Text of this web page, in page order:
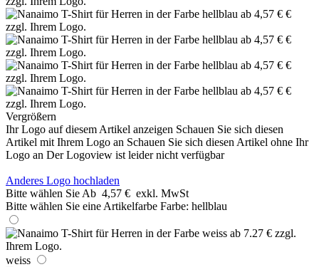
Vergrößern
Ihr Logo auf diesem Artikel anzeigen Schauen Sie sich diesen
Artikel mit Ihrem Logo an Schauen Sie sich diesen Artikel ohne Ihr
Logo an Der Logoview ist leider nicht verfügbar
Anderes Logo hochladen
Bitte wählen Sie Ab 4,57 € exkl. MwSt
Bitte wählen Sie eine Artikelfarbe Farbe: hellblau
weiss